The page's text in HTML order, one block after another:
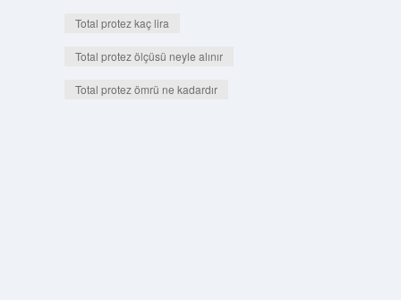
Total protez kaç lira
Total protez ölçüsü neyle alınır
Total protez ömrü ne kadardır